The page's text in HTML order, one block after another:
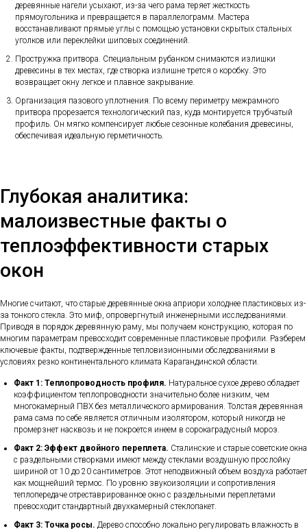
деревянные нагели усыхают, из-за чего рама теряет жесткость
прямоугольника и превращается в параллелограмм. Мастера
восстанавливают прямые углы с помощью установки скрытых стальных
уголков или переклейки шиповых соединений.
Простружка притвора. Специальным рубанком снимаются излишки
древесины в тех местах, где створка излишне трется о коробку. Это
возвращает окну легкое и плавное закрывание.
Организация пазового уплотнения. По всему периметру межрамного
притвора прорезается технологический паз, куда монтируется трубчатый
профиль. Он мягко компенсирует любые сезонные колебания древесины,
обеспечивая идеальную герметичность.
Глубокая аналитика:
малоизвестные факты о
теплоэффективности старых
окон
Многие считают, что старые деревянные окна априори холоднее пластиковых из-
за тонкого стекла. Это миф, опровергнутый инженерными исследованиями.
Приводя в порядок деревянную раму, мы получаем конструкцию, которая по
многим параметрам превосходит современные пластиковые профили. Разберем
ключевые факты, подтвержденные тепловизионными обследованиями в
условиях резко континентального климата Карагандинской области.
Факт 1: Теплопроводность профиля. Натуральное сухое дерево обладает
коэффициентом теплопроводности значительно более низким, чем
многокамерный ПВХ без металлического армирования. Толстая деревянная
рама сама по себе является отличным изолятором, который никогда не
промерзнет насквозь и не покроется инеем в сорокаградусный мороз.
Факт 2: Эффект двойного переплета. Сталинские и старые советские окна
с раздельными створками имеют между стеклами воздушную прослойку
шириной от 10 до 20 сантиметров. Этот неподвижный объем воздуха работает
как мощнейший термос. По уровню звукоизоляции и сопротивления
теплопередаче отреставрированное окно с раздельными переплетами
превосходит стандартный двухкамерный стеклопакет.
Факт 3: Точка росы. Дерево способно локально регулировать влажность в